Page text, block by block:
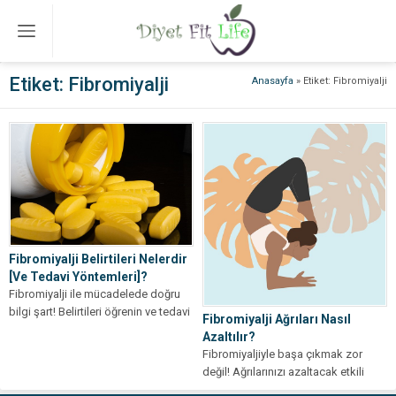
Anasayfa » Etiket: Fibromiyalji
Etiket: Fibromiyalji
Fibromiyalji Belirtileri Nelerdir
[Ve Tedavi Yöntemleri]?
Fibromiyalji ile mücadelede doğru
bilgi şart! Belirtileri öğrenin ve tedavi
Fibromiyalji Ağrıları Nasıl
Azaltılır?
Fibromiyaljiyle başa çıkmak zor
değil! Ağrılarınızı azaltacak etkili
ipuçları ve tedavi yöntemlerini